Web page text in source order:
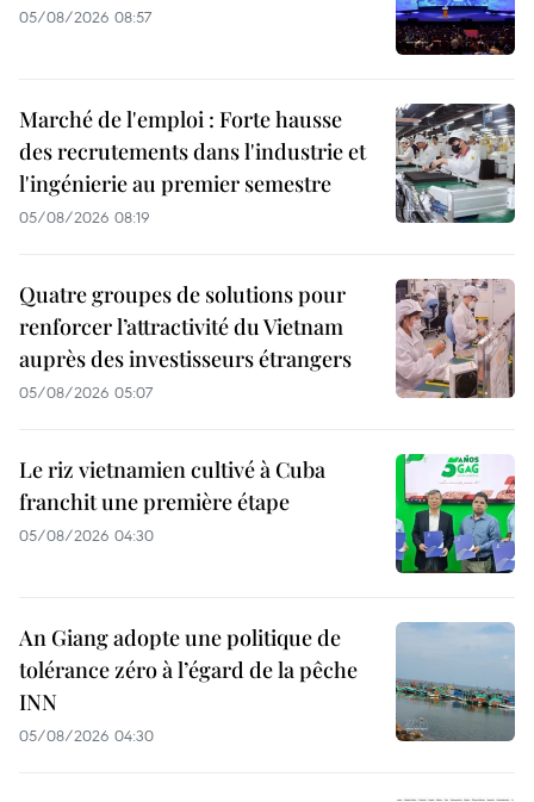
05/08/2026 08:57
Marché de l'emploi : Forte hausse
des recrutements dans l'industrie et
l'ingénierie au premier semestre
05/08/2026 08:19
Quatre groupes de solutions pour
renforcer l’attractivité du Vietnam
auprès des investisseurs étrangers
05/08/2026 05:07
Le riz vietnamien cultivé à Cuba
franchit une première étape
05/08/2026 04:30
An Giang adopte une politique de
tolérance zéro à l’égard de la pêche
INN
05/08/2026 04:30